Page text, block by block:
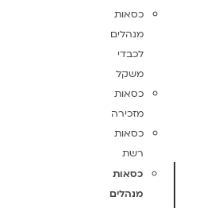
כסאות
מנהלים
לכבדי
משקל
כסאות
מזכירה
כסאות
רשת
כסאות
מנהלים